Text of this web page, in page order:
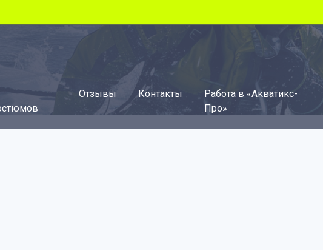
Отзывы Контакты
Работа в «Акватикс-
Про»